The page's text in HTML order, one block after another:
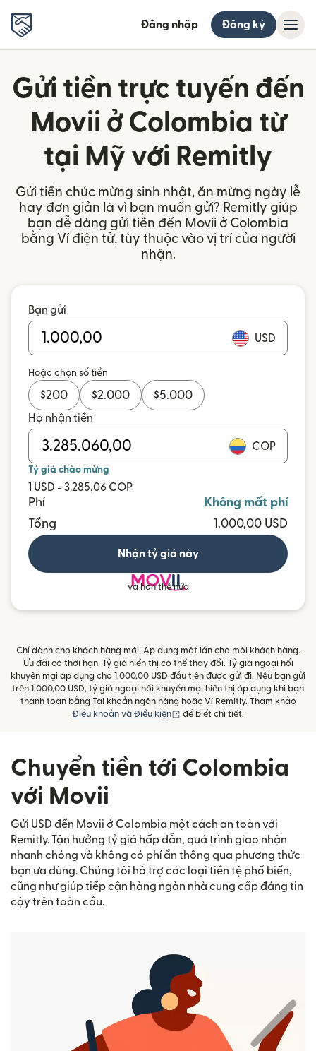
Đăng nhập Đăng ký
Gửi tiền trực tuyến đến
Movii ở Colombia từ
tại Mỹ với Remitly
Gửi tiền chúc mừng sinh nhật, ăn mừng ngày lễ
hay đơn giản là vì bạn muốn gửi? Remitly giúp
bạn dễ dàng gửi tiền đến Movii ở Colombia
bằng Ví điện tử, tùy thuộc vào vị trí của người
nhận.
Bạn gửi
USD
Hoặc chọn số tiền
$200 $2.000 $5.000
Họ nhận tiền
COP
Tỷ giá chào mừng
1 USD = 3.285,06 COP
Phí
Không mất phí
Tổng
1.000,00 USD
Nhận tỷ giá này
và hơn thế nữa
Chỉ dành cho khách hàng mới. Áp dụng một lần cho mỗi khách hàng.
Ưu đãi có thời hạn. Tỷ giá hiển thị có thể thay đổi. Tỷ giá ngoại hối
khuyến mại áp dụng cho 1.000,00 USD đầu tiên được gửi đi. Nếu bạn gửi
trên 1.000,00 USD, tỷ giá ngoại hối khuyến mại hiển thị áp dụng khi bạn
thanh toán bằng Tài khoản ngân hàng hoặc Ví Remitly. Tham khảo
Điều khoản và Điều kiện
(mở trong cửa sổ mới)
để biết chi tiết.
Chuyển tiền tới Colombia
với Movii
Gửi USD đến Movii ở Colombia một cách an toàn với
Remitly. Tận hưởng tỷ giá hấp dẫn, quá trình giao nhận
nhanh chóng và không có phí ẩn thông qua phương thức
bạn ưa dùng. Chúng tôi hỗ trợ các loại tiền tệ phổ biến,
cũng như giúp tiếp cận hàng ngàn nhà cung cấp đáng tin
cậy trên toàn cầu.